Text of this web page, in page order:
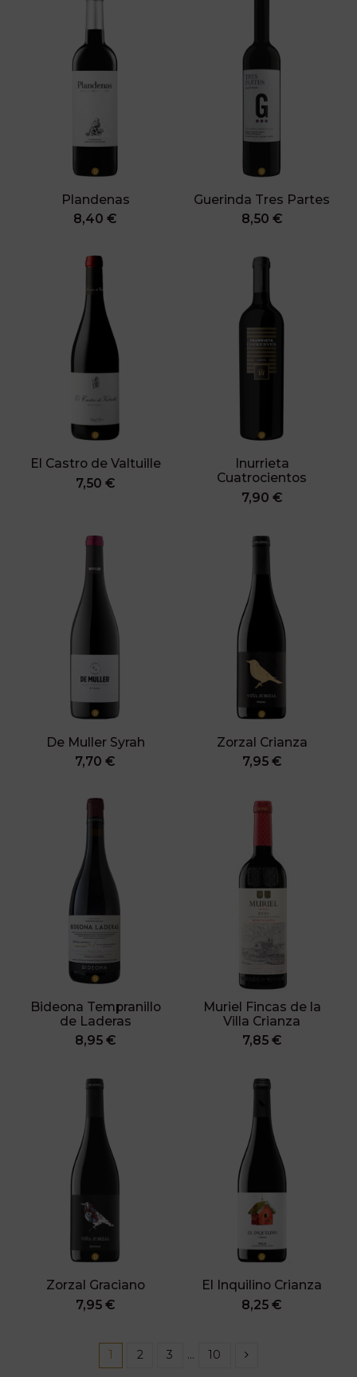
Plandenas
8,40 €
Guerinda Tres Partes
8,50 €
El Castro de Valtuille
7,50 €
Inurrieta
Cuatrocientos
7,90 €
De Muller Syrah
7,70 €
Zorzal Crianza
7,95 €
Bideona Tempranillo
de Laderas
8,95 €
Muriel Fincas de la
Villa Crianza
7,85 €
Zorzal Graciano
7,95 €
El Inquilino Crianza
8,25 €
1 2 3 … 10